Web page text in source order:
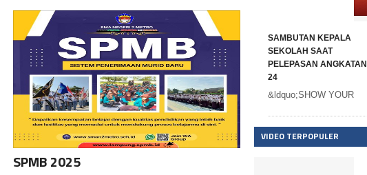
SPMB 2025
SAMBUTAN KEPALA
SEKOLAH SAAT
PELEPASAN ANGKATAN
24
&ldquo;SHOW YOUR
VIDEO TERPOPULER